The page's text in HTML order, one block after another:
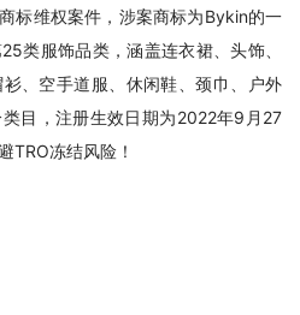
标维权案件，涉案商标为Bykin的一
类服饰品类，涵盖连衣裙、头饰、
、空手道服、休闲鞋、颈巾、户外
目，注册生效日期为2022年9月27
TRO冻结风险！